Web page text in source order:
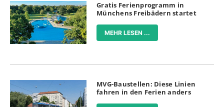
Gratis Ferienprogramm in
Münchens Freibädern startet
MEHR LESEN ...
MVG-Baustellen: Diese Linien
fahren in den Ferien anders